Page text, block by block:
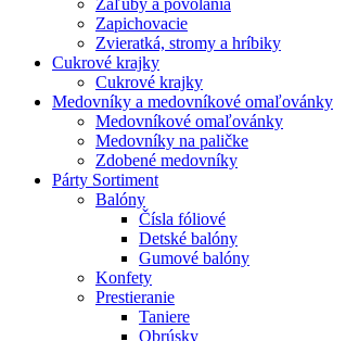
Záľuby a povolania
Zapichovacie
Zvieratká, stromy a hríbiky
Cukrové krajky
Cukrové krajky
Medovníky a medovníkové omaľovánky
Medovníkové omaľovánky
Medovníky na paličke
Zdobené medovníky
Párty Sortiment
Balóny
Čísla fóliové
Detské balóny
Gumové balóny
Konfety
Prestieranie
Taniere
Obrúsky